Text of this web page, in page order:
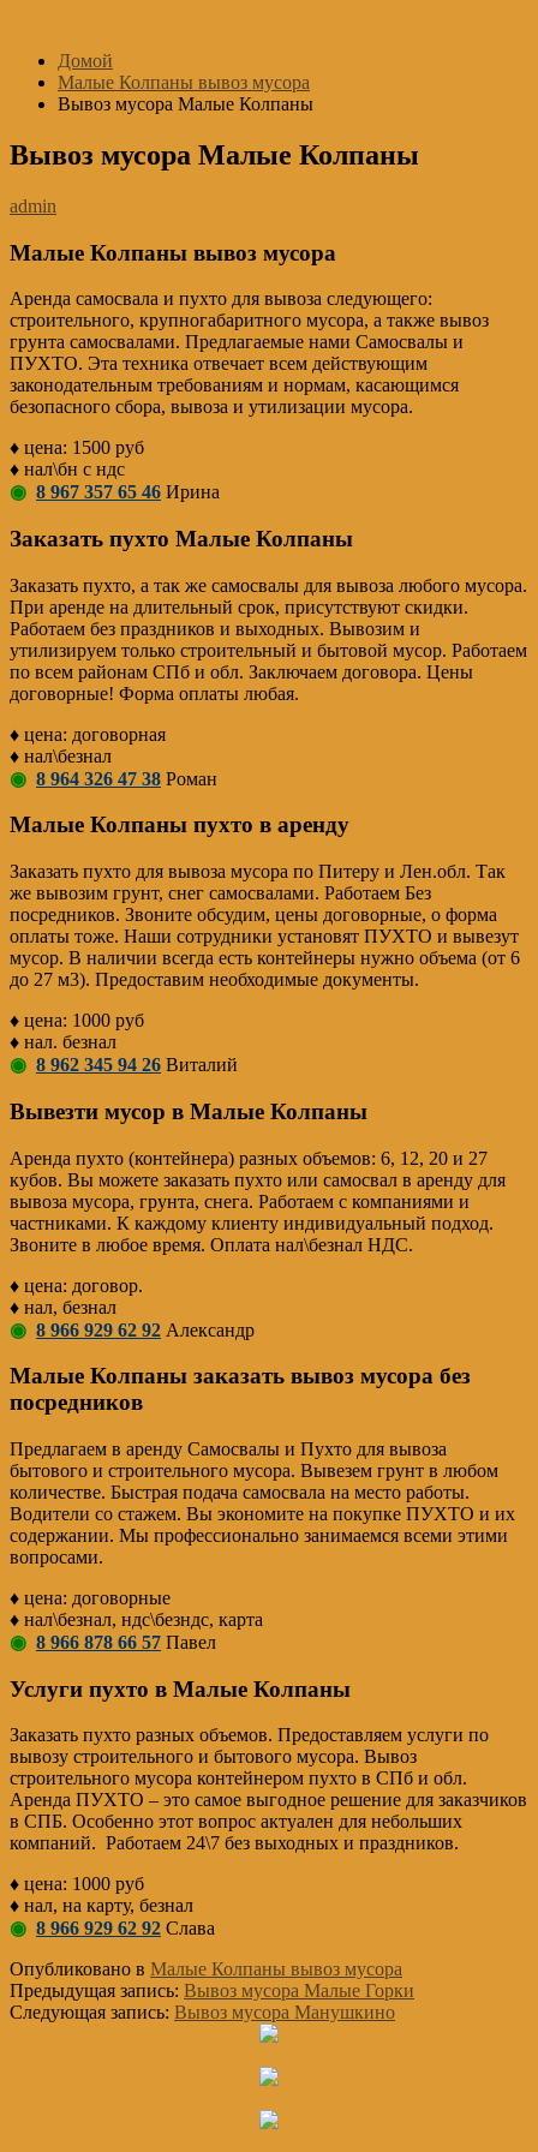
содержимому
Домой
Малые Колпаны вывоз мусора
Вывоз мусора Малые Колпаны
Вывоз мусора Малые Колпаны
admin
Малые Колпаны вывоз мусора
Аренда самосвала и пухто для вывоза следующего:
строительного, крупногабаритного мусора, а также вывоз
грунта самосвалами. Предлагаемые нами Самосвалы и
ПУХТО. Эта техника отвечает всем действующим
законодательным требованиям и нормам, касающимся
безопасного сбора, вывоза и утилизации мусора.
♦ цена: 1500 руб
♦ нал\бн с ндс
◉ 8 967 357 65 46 Ирина
Заказать пухто Малые Колпаны
Заказать пухто, а так же самосвалы для вывоза любого мусора.
При аренде на длительный срок, присутствуют скидки.
Работаем без праздников и выходных. Вывозим и
утилизируем только строительный и бытовой мусор. Работаем
по всем районам СПб и обл. Заключаем договора. Цены
договорные! Форма оплаты любая.
♦ цена: договорная
♦ нал\безнал
◉ 8 964 326 47 38 Роман
Малые Колпаны пухто в аренду
Заказать пухто для вывоза мусора по Питеру и Лен.обл. Так
же вывозим грунт, снег самосвалами. Работаем Без
посредников. Звоните обсудим, цены договорные, о форма
оплаты тоже. Наши сотрудники установят ПУХТО и вывезут
мусор. В наличии всегда есть контейнеры нужно объема (от 6
до 27 м3). Предоставим необходимые документы.
♦ цена: 1000 руб
♦ нал. безнал
◉ 8 962 345 94 26 Виталий
Вывезти мусор в Малые Колпаны
Аренда пухто (контейнера) разных объемов: 6, 12, 20 и 27
кубов. Вы можете заказать пухто или самосвал в аренду для
вывоза мусора, грунта, снега. Работаем с компаниями и
частниками. К каждому клиенту индивидуальный подход.
Звоните в любое время. Оплата нал\безнал НДС.
♦ цена: договор.
♦ нал, безнал
◉ 8 966 929 62 92 Александр
Малые Колпаны заказать вывоз мусора без
посредников
Предлагаем в аренду Самосвалы и Пухто для вывоза
бытового и строительного мусора. Вывезем грунт в любом
количестве. Быстрая подача самосвала на место работы.
Водители со стажем. Вы экономите на покупке ПУХТО и их
содержании. Мы профессионально занимаемся всеми этими
вопросами.
♦ цена: договорные
♦ нал\безнал, ндс\безндс, карта
◉ 8 966 878 66 57 Павел
Услуги пухто в Малые Колпаны
Заказать пухто разных объемов. Предоставляем услуги по
вывозу строительного и бытового мусора. Вывоз
строительного мусора контейнером пухто в СПб и обл.
Аренда ПУХТО – это самое выгодное решение для заказчиков
в СПБ. Особенно этот вопрос актуален для небольших
компаний. Работаем 24\7 без выходных и праздников.
♦ цена: 1000 руб
♦ нал, на карту, безнал
◉ 8 966 929 62 92 Слава
Опубликовано в Малые Колпаны вывоз мусора
Предыдущая запись: Вывоз мусора Малые Горки
Следующая запись: Вывоз мусора Манушкино